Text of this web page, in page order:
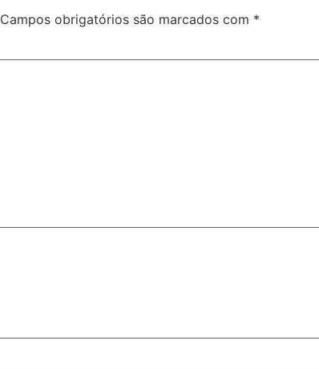
Campos obrigatórios são marcados com *